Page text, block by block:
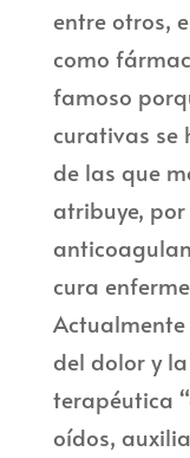
entre otros,
como
famoso
curativas se
de las que
atribuye,
cura
del dolor y
terapéutica
oídos,